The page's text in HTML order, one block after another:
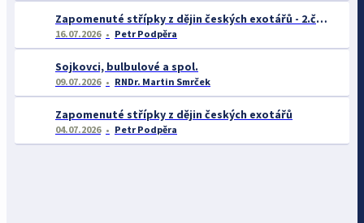
Zapomenuté střípky z dějin českých exotářů - 2.část
16.07.2026 Petr Podpěra
Sojkovci, bulbulové a spol.
09.07.2026 RNDr. Martin Smrček
Zapomenuté střípky z dějin českých exotářů
04.07.2026 Petr Podpěra